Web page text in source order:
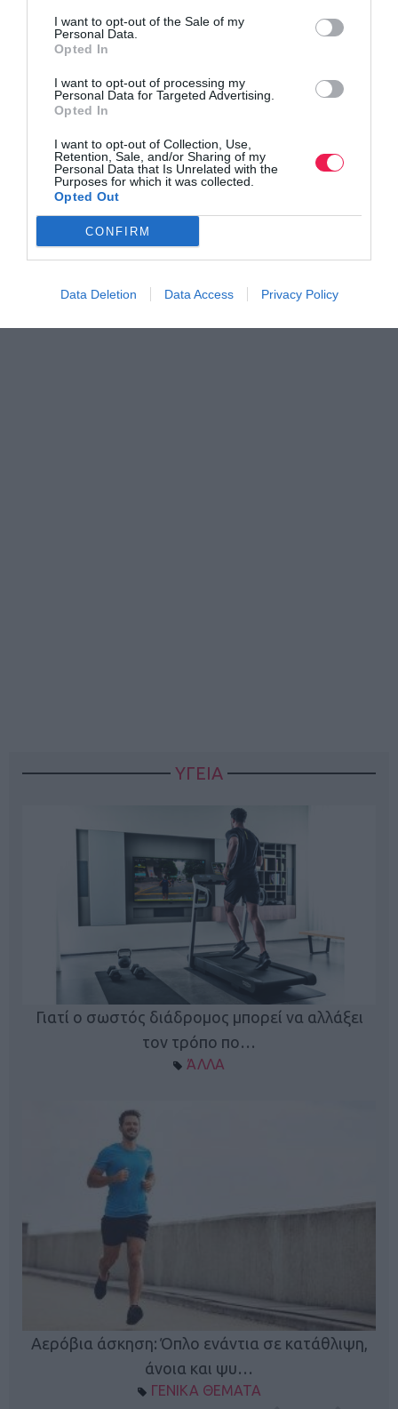
I want to opt-out of the Sale of my
Personal Data.
Opted In
I want to opt-out of processing my
Personal Data for Targeted Advertising.
Opted In
I want to opt-out of Collection, Use,
Retention, Sale, and/or Sharing of my
Personal Data that Is Unrelated with the
Purposes for which it was collected.
Opted Out
CONFIRM
Data Deletion Data Access Privacy Policy
Όλα τα Τεύχη
ΥΓΕΙΑ
Γιατί ο σωστός διάδρομος μπορεί να αλλάξει
τον τρόπο πο…
ΆΛΛΑ
Αερόβια άσκηση: Όπλο ενάντια σε κατάθλιψη,
άνοια και ψυ…
ΓΕΝΙΚΑ ΘΕΜΑΤΑ